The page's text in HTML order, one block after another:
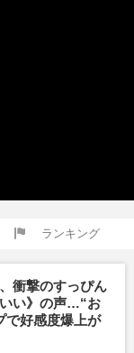
ランキング
衝撃のすっぴん
い》の声…“お
で好感度爆上が